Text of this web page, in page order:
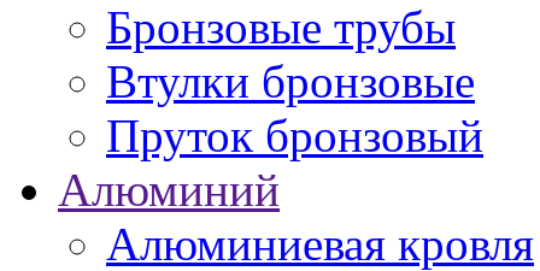
Бронзовые трубы
Втулки бронзовые
Пруток бронзовый
Алюминий
Алюминиевая кровля